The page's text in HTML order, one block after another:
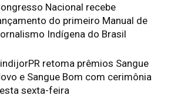
Nacional recebe
do primeiro Manual de
Indígena do Brasil
retoma prêmios Sangue
e Sangue Bom com cerimônia
sexta-feira